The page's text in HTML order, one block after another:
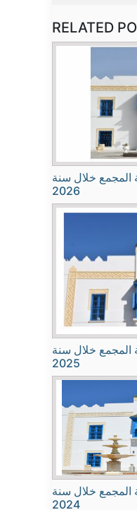
RELATED
المجمع خلال سنة
2026
المجمع خلال سنة
2025
المجمع خلال سنة
2024